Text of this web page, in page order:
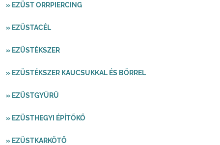
» EZÜST ORRPIERCING
» EZÜSTACÉL
» EZÜSTÉKSZER
» EZÜSTÉKSZER KAUCSUKKAL ÉS BŐRREL
» EZÜSTGYŰRŰ
» EZÜSTHEGYI ÉPÍTŐKŐ
» EZÜSTKARKÖTŐ